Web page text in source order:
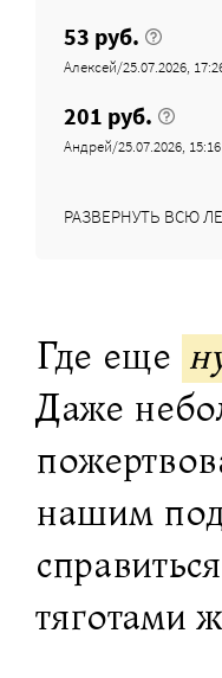
53 руб.
Алексей/25.07.2026,
201 руб.
Андрей/25.07.2026, 15:16
РАЗВЕРНУТЬ ВСЮ
Где еще
Даже
нашим
тяготами